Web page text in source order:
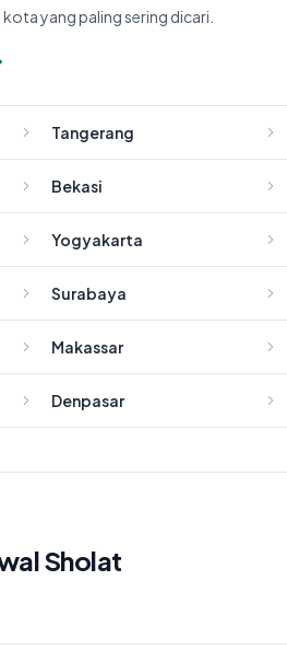
yang paling sering dicari.
Tangerang
Bekasi
Yogyakarta
Surabaya
Makassar
Denpasar
Sholat